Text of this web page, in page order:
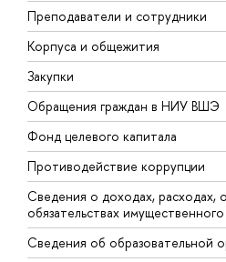
Преподаватели и сотрудники
Корпуса и общежития
Закупки
Обращения граждан в НИУ ВШЭ
Фонд целевого капитала
Противодействие коррупции
Сведения о доходах, расходах,
обязательствах
Сведения об образовательной